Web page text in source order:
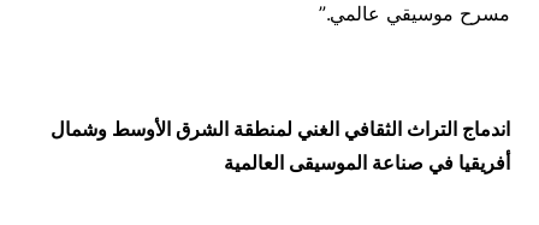
مسرح موسيقي عالمي.”
اندماج التراث الثقافي الغني لمنطقة الشرق الأوسط وشمال
أفريقيا في صناعة الموسيقى العالمية